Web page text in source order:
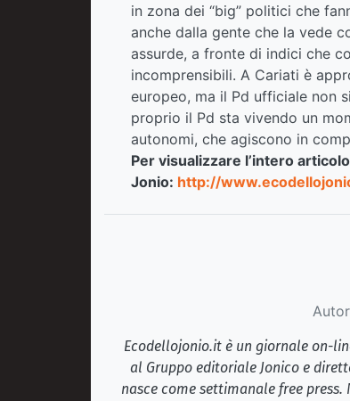
in zona dei “big” politici che
anche dalla gente che la vede
assurde, a fronte di indici che
incomprensibili. A Cariati è
europeo, ma il Pd ufficiale non
proprio il Pd sta vivendo un
autonomi, che agiscono in
Per visualizzare l’intero
Jonio: http://
Ecodellojonio.it è un giornale on-
al Gruppo editoriale Jonico e
nasce come settimanale free